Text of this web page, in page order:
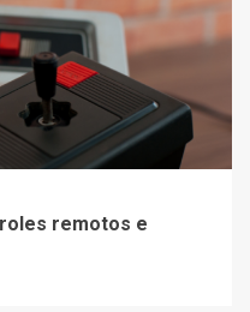
remotos e